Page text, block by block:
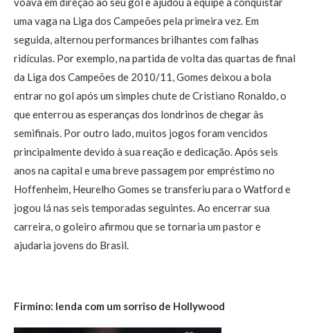
uma vaga na Liga dos Campeões pela primeira vez. Em
seguida, alternou performances brilhantes com falhas
ridículas. Por exemplo, na partida de volta das quartas de final
da Liga dos Campeões de 2010/11, Gomes deixou a bola
entrar no gol após um simples chute de Cristiano Ronaldo, o
que enterrou as esperanças dos londrinos de chegar às
semifinais. Por outro lado, muitos jogos foram vencidos
principalmente devido à sua reação e dedicação. Após seis
anos na capital e uma breve passagem por empréstimo no
Hoffenheim, Heurelho Gomes se transferiu para o Watford e
jogou lá nas seis temporadas seguintes. Ao encerrar sua
carreira, o goleiro afirmou que se tornaria um pastor e
ajudaria jovens do Brasil.
Firmino: lenda com um sorriso de Hollywood